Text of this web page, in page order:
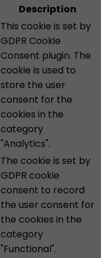
Description
This cookie is set by
GDPR Cookie
Consent plugin. The
cookie is used to
store the user
consent for the
cookies in the
category
"Analytics".
The cookie is set by
GDPR cookie
consent to record
the user consent for
the cookies in the
category
"Functional".